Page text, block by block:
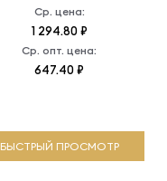
Ср. цена:
1 294.80 ₽
Ср. опт. цена:
647.40 ₽
БЫСТРЫЙ ПРОСМОТР